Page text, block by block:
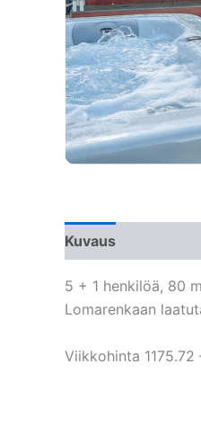
Kuvaus
5 + 1 henkilöä, 80
Lomarenkaan
Viikkohinta 1175.72